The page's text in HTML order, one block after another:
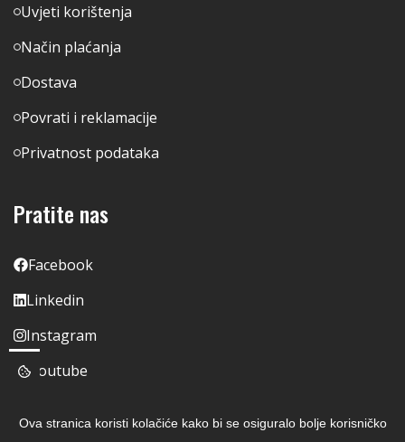
Uvjeti korištenja
Način plaćanja
Dostava
Povrati i reklamacije
Privatnost podataka
Pratite nas
Facebook
Linkedin
Instagram
Youtube
Ova stranica koristi kolačiće kako bi se osiguralo bolje korisničko